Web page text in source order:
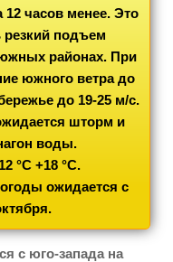
12 часов менее. Это
резкий подъем
районах. При
южного ветра до
до 19-25 м/с.
шторм и
воды.
°С +18 °С.
ожидается с
с юго-запада на